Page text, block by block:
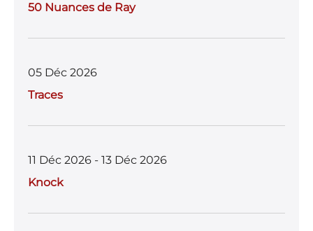
50 Nuances de Ray
05 Déc 2026
Traces
11 Déc 2026 - 13 Déc 2026
Knock